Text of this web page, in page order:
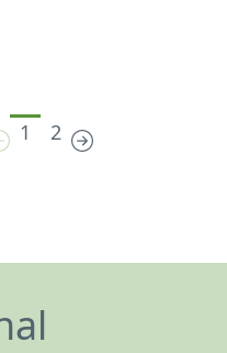
1 2